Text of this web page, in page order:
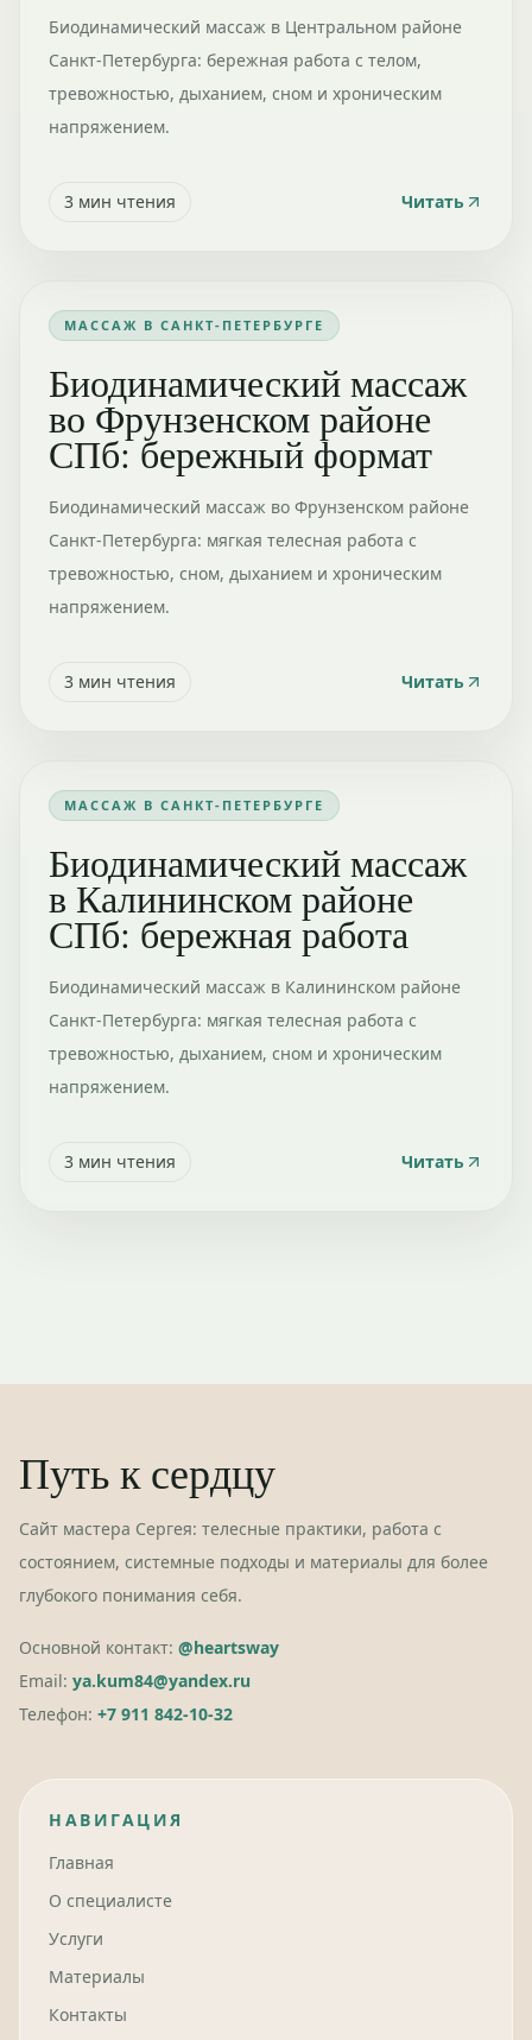
Биодинамический массаж в Центральном районе
Санкт-Петербурга: бережная работа с телом,
тревожностью, дыханием, сном и хроническим
напряжением.
3 мин чтения Читать
МАССАЖ В САНКТ-ПЕТЕРБУРГЕ
Биодинамический массаж
во Фрунзенском районе
СПб: бережный формат
Биодинамический массаж во Фрунзенском районе
Санкт-Петербурга: мягкая телесная работа с
тревожностью, сном, дыханием и хроническим
напряжением.
3 мин чтения Читать
МАССАЖ В САНКТ-ПЕТЕРБУРГЕ
Биодинамический массаж
в Калининском районе
СПб: бережная работа
Биодинамический массаж в Калининском районе
Санкт-Петербурга: мягкая телесная работа с
тревожностью, дыханием, сном и хроническим
напряжением.
3 мин чтения Читать
Путь к сердцу
Сайт мастера Сергея: телесные практики, работа с
состоянием, системные подходы и материалы для более
глубокого понимания себя.
Основной контакт: @heartsway
Email: ya.kum84@yandex.ru
Телефон: +7 911 842-10-32
НАВИГАЦИЯ
Главная
О специалисте
Услуги
Материалы
Контакты